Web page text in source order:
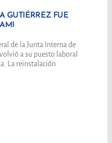
GUTIÉRREZ FUE
de la Junta Interna de
a su puesto laboral
La reinstalación